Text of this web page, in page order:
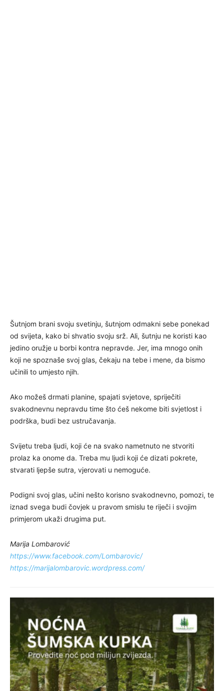
Šutnjom brani svoju svetinju, šutnjom odmakni sebe ponekad
od svijeta, kako bi shvatio svoju srž. Ali, šutnju ne koristi kao
jedino oružje u borbi kontra nepravde. Jer, ima mnogo onih
koji ne spoznaše svoj glas, čekaju na tebe i mene, da bismo
učinili to umjesto njih.
Ako možeš drmati planine, spajati svjetove, spriječiti
svakodnevnu nepravdu time što ćeš nekome biti svjetlost i
podrška, budi bez ustručavanja.
Svijetu treba ljudi, koji će na svako nametnuto ne stvoriti
prolaz ka onome da. Treba mu ljudi koji će dizati pokrete,
stvarati ljepše sutra, vjerovati u nemoguće.
Podigni svoj glas, učini nešto korisno svakodnevno, pomozi, te
iznad svega budi čovjek u pravom smislu te riječi i svojim
primjerom ukaži drugima put.
Marija Lombarović
https://www.facebook.com/Lombarovic/
https://marijalombarovic.wordpress.com/